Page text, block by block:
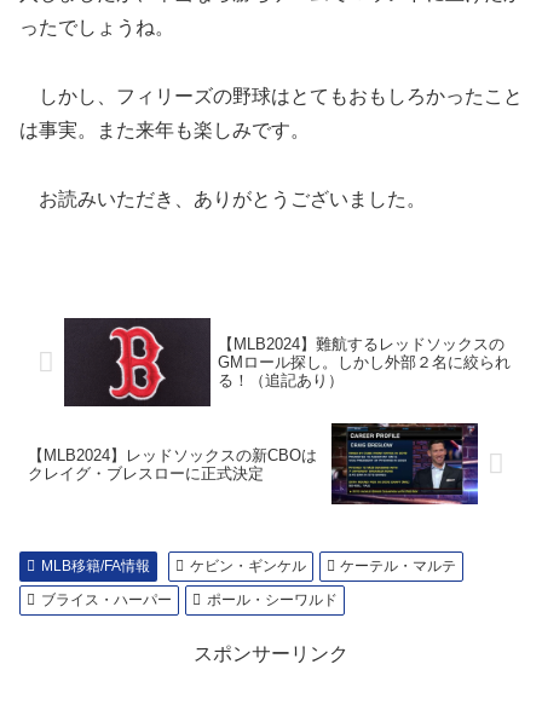
ったでしょうね。
しかし、フィリーズの野球はとてもおもしろかったこと
は事実。また来年も楽しみです。
お読みいただき、ありがとうございました。
【MLB2024】難航するレッドソックスの
GMロール探し。しかし外部２名に絞られ
る！（追記あり）
【MLB2024】レッドソックスの新CBOは
クレイグ・ブレスローに正式決定
MLB移籍/FA情報 ケビン・ギンケル
ケーテル・マルテ
ブライス・ハーパー
ポール・シーワルド
スポンサーリンク